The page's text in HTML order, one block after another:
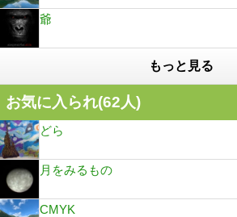
爺
もっと見る
お気に入られ(62人)
どら
月をみるもの
CMYK